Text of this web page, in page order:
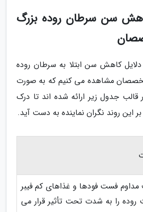
سن سرطان روده بزرگ
دلایل کاهش سن ابتلا به سرطان روده
مشاهده می کنیم که به صورت
قالب جدول زیر ارائه شده اند تا درک
این روند نگران نماینده به دست آید.
فست فودها و غذاهای کم فیبر
روده را به شدت تحت تأثیر قرار می